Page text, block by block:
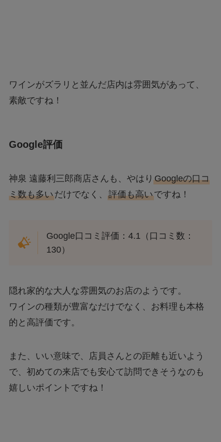
ワインがズラリと並んだ店内は雰囲気があって、
素敵ですね！
Google評価
神泉 遠藤利三郎商店さんも、やはり Googleの口コ
ミ数も多いだけでなく、 評価も高いですね！
Google口コミ評価：4.1（口コミ数：
130）
隠れ家的な大人な雰囲気のお店のようです。
ワインの種類が豊富なだけでなく、お料理も本格
的と高評価です。
また、いい意味で、店員さんとの距離も近いよう
で、初めての来店でも安心て訪問できそうなのも
嬉しいポイントですね！